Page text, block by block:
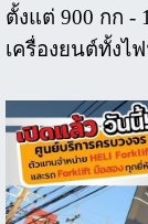
ตั้งแต่ 900 กก -
เครื่องยนต์ทั้งไ